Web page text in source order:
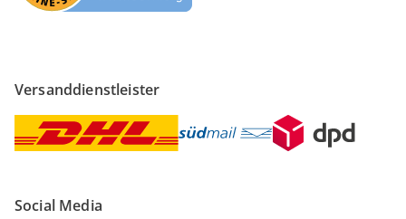
Versanddienstleister
Social Media